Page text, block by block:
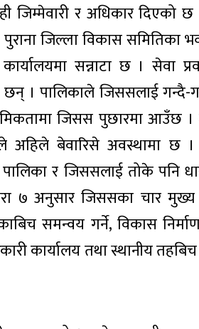
जिम्मेवारी र अधिकार दिएको
जिल्ला विकास समितिका
सन्नाटा छ । सेवा
। पालिकाले जिससलाई गन्दै-
जिसस पुछारमा आउँछ
अहिले बेवारिसे अवस्थामा छ
र जिससलाई तोके पनि
७ अनुसार जिससका चार
समन्वय गर्ने, विकास
कार्यालय तथा स्थानीय